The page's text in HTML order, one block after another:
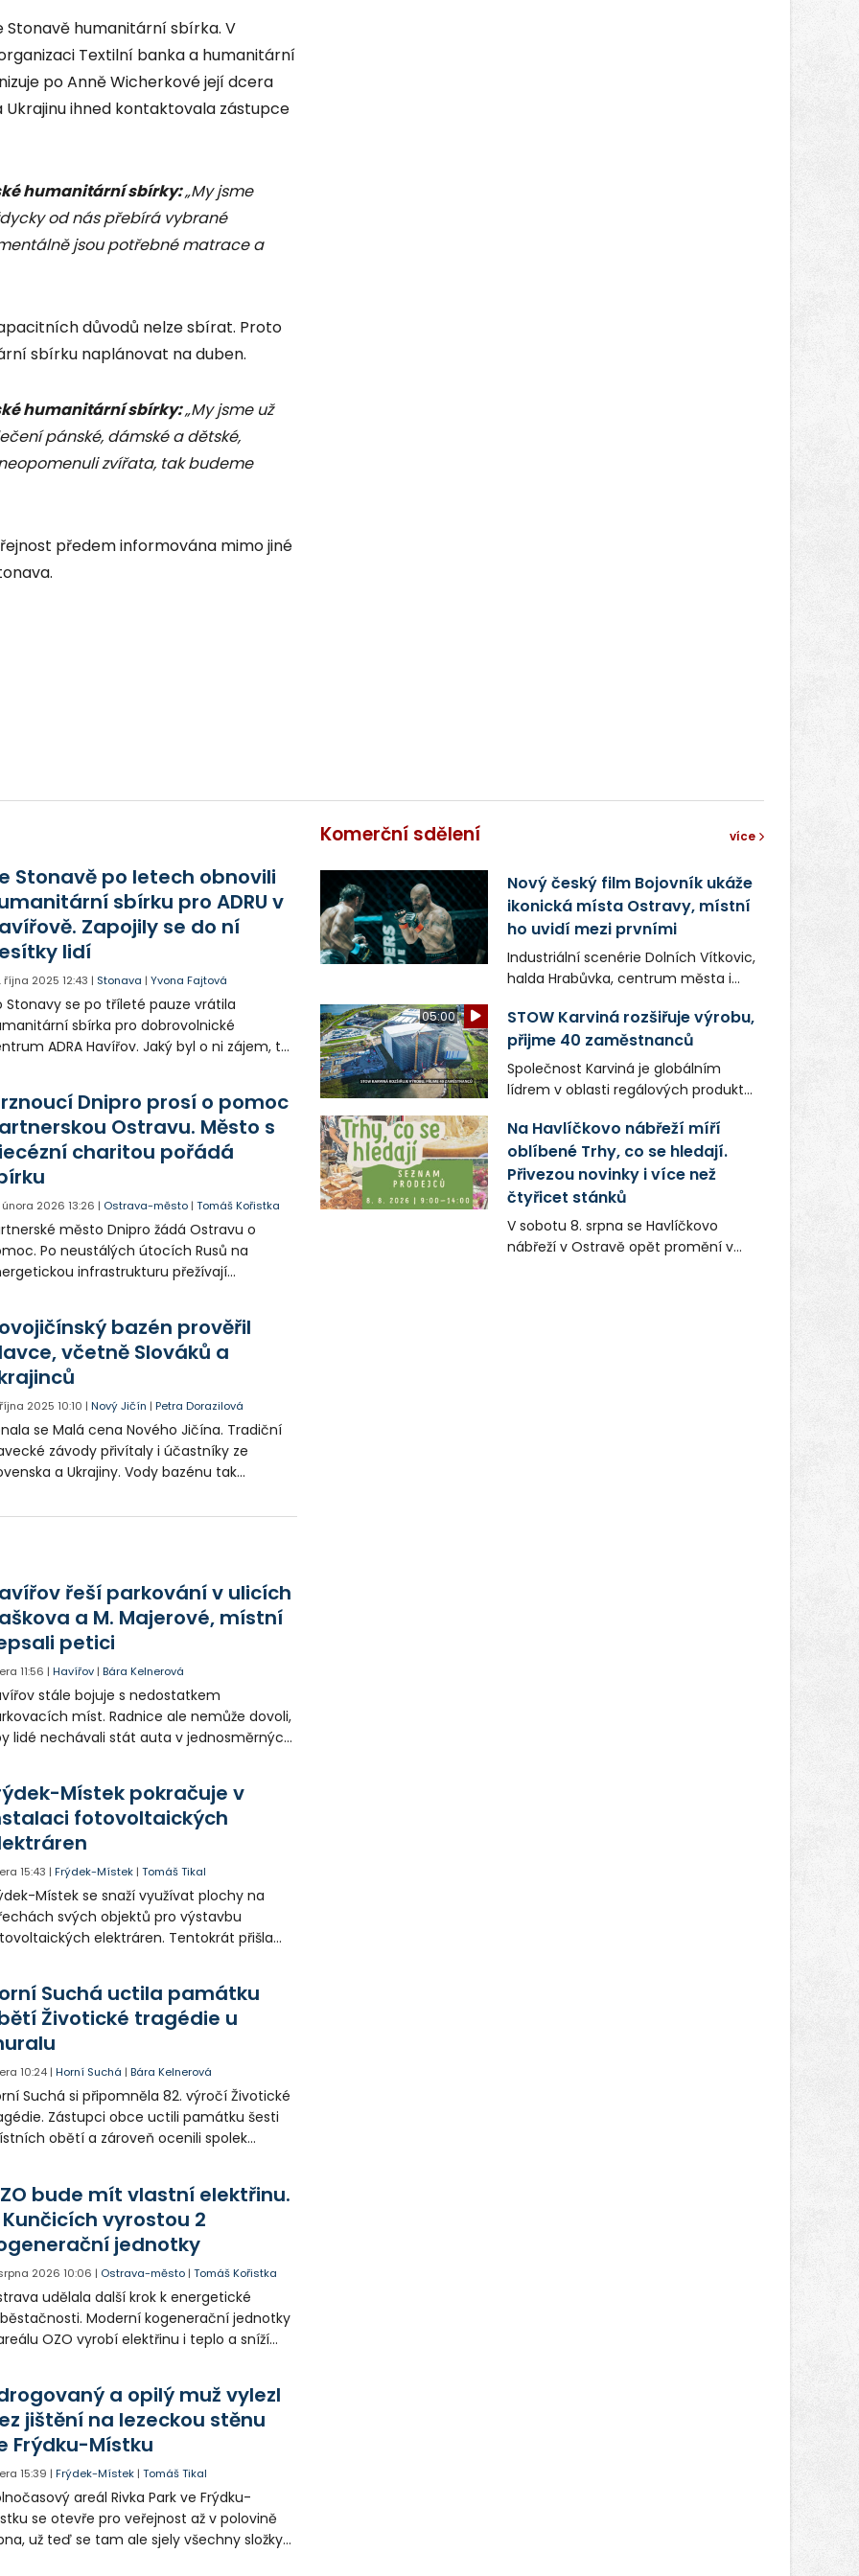
Stonavě humanitární sbírka. V
Textilní banka a humanitární
po Anně Wicherkové její dcera
Ukrajinu ihned kontaktovala zástupce
humanitární sbírky:„My jsme
od nás přebírá vybrané
jsou potřebné matrace a
důvodů nelze sbírat. Proto
sbírku naplánovat na duben.
humanitární sbírky:„My jsme už
pánské, dámské a dětské,
zvířata, tak budeme
předem informována mimo jiné
Stonavě po letech obnovili
sbírku pro ADRU v
Zapojily se do ní
lidí
října 2025 12:43 | Stonava |Yvona Fajtová
Stonavy se po tříleté pauze vrátila
sbírka pro dobrovolnické
ADRA Havířov. Jaký byl o ni zájem, to
Dnipro prosí o pomoc
Ostravu. Město s
charitou pořádá
února 2026 13:26 | Ostrava-město |Tomáš Kořistka
město Dnipro žádá Ostravu o
Po neustálých útocích Rusů na
infrastrukturu přežívají
uspořádala sbírku na nákup
a nabíjecích stanic.
bazén prověřil
včetně Slováků a
října 2025 10:10 |Nový Jičín |Petra Dorazilová
se Malá cena Nového Jičína. Tradiční
závody přivítaly i účastníky ze
a Ukrajiny. Vody bazénu tak
řeší parkování v ulicích
a M. Majerové, místní
petici
11:56 |Havířov |Bára Kelnerová
stále bojuje s nedostatkem
míst. Radnice ale nemůže dovoli,
lidé nechávali stát auta v jednosměrných
někteří obyvatelé rozhodli sepsat petici.
Místek pokračuje v
fotovoltaických
15:43 |Frýdek-Místek |Tomáš Tikal
Místek se snaží využívat plochy na
svých objektů pro výstavbu
elektráren. Tentokrát přišla
Suchá uctila památku
Životické tragédie u
10:24 |Horní Suchá |Bára Kelnerová
Suchá si připomněla 82. výročí Životické
Zástupci obce uctili památku šesti
obětí a zároveň ocenili spolek
bude mít vlastní elektřinu.
Kunčicích vyrostou 2
jednotky
2026 10:06 | Ostrava-město |Tomáš Kořistka
udělala další krok k energetické
Moderní kogenerační jednotky
OZO vyrobí elektřinu i teplo a sníží
a opilý muž vylezl
jištění na lezeckou stěnu
Frýdku-Místku
15:39 |Frýdek-Místek |Tomáš Tikal
areál Rivka Park ve Frýdku-
se otevře pro veřejnost až v polovině
už teď se tam ale sjely všechny složky
Komerční sdělení více
Nový český film Bojovník ukáže
ikonická místa Ostravy, místní
ho uvidí mezi prvními
Industriální scenérie Dolních Vítkovic,
halda Hrabůvka, centrum města i
v novém filmu Bojovník, který vstoupí
do kin už 13. srpna. Režiséři Vojtěch
Frič a Tomáš Dianiška si
moravskoslezskou metropoli
nevybrali náhodou – její syrová
atmosféra se stala přirozenou
součástí příběhu bývalého
boxerského šampiona Hoffa (Milan
Ondrík), jenž se po letech vrací do
světa vrcholových zápasů, tentokrát
v MMA.
05:00
STOW Karviná rozšiřuje výrobu,
přijme 40 zaměstnanců
Společnost Karviná je globálním
lídrem v oblasti regálových produktů
zaměstnavatelem na Karvinsku a
firmou s obrovským potenciálem.
Na Havlíčkovo nábřeží míří
oblíbené Trhy, co se hledají.
Přivezou novinky i více než
čtyřicet stánků
V sobotu 8. srpna se Havlíčkovo
nábřeží v Ostravě opět promění v